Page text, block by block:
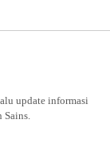
update informasi